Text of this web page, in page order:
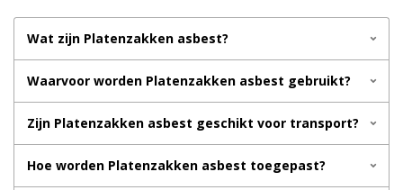
Wat zijn Platenzakken asbest?
Waarvoor worden Platenzakken asbest gebruikt?
Zijn Platenzakken asbest geschikt voor transport?
Hoe worden Platenzakken asbest toegepast?